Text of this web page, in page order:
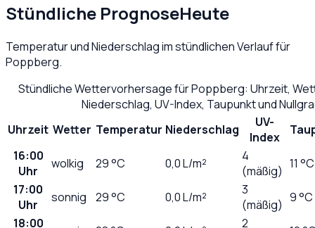
Stündliche PrognoseHeute
Temperatur und Niederschlag im stündlichen Verlauf für
Poppberg.
Stündliche Wettervorhersage fürPoppberg: Uhrzeit,
Niederschlag, UV-Index, Taupunkt und
Uhrzeit Wetter Temperatur Niederschlag
UV-
Index
16:00
Uhr
wolkig 29°C 0,0L/m²
4
(mäßig) 11 °C
17:00
Uhr
sonnig 29°C 0,0L/m²
3
(mäßig) 9 °C
18:00
2